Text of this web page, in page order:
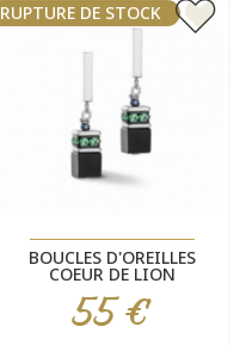
BOUCLES D'OREILLES
COEUR DE LION
Prix
55 €
RUPTURE DE STOCK